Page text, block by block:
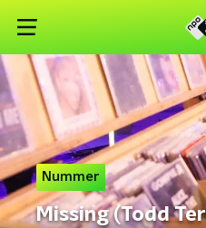
Nummer
Missing (Todd